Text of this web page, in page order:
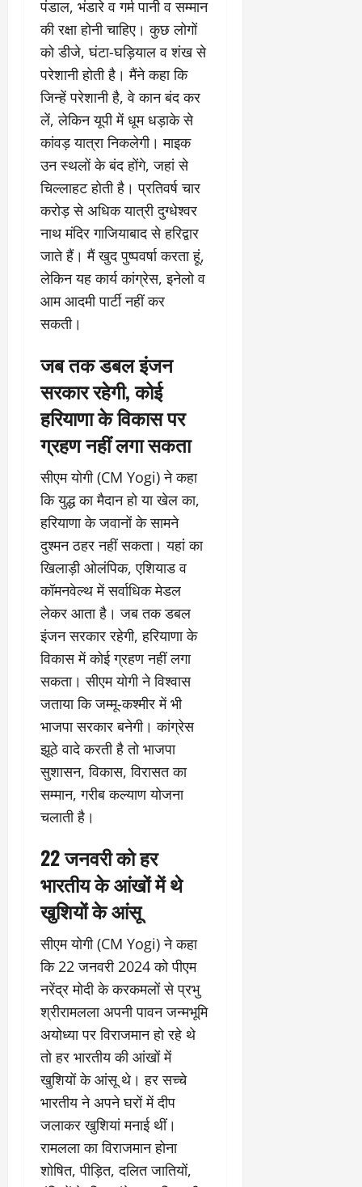
पंडाल, भंडारे व गर्म पानी व सम्मान
की रक्षा होनी चाहिए। कुछ लोगों
को डीजे, घंटा-घड़ियाल व शंख से
परेशानी होती है। मैंने कहा कि
जिन्हें परेशानी है, वे कान बंद कर
लें, लेकिन यूपी में धूम धड़ाके से
कांवड़ यात्रा निकलेगी। माइक
उन स्थलों के बंद होंगे, जहां से
चिल्लाहट होती है। प्रतिवर्ष चार
करोड़ से अधिक यात्री दुग्धेश्वर
नाथ मंदिर गाजियाबाद से हरिद्वार
जाते हैं। मैं खुद पुष्पवर्षा करता हूं,
लेकिन यह कार्य कांग्रेस, इनेलो व
आम आदमी पार्टी नहीं कर
सकती।
जब तक डबल इंजन
सरकार रहेगी, कोई
हरियाणा के विकास पर
ग्रहण नहीं लगा सकता
सीएम योगी (CM Yogi) ने कहा
कि युद्ध का मैदान हो या खेल का,
हरियाणा के जवानों के सामने
दुश्मन ठहर नहीं सकता। यहां का
खिलाड़ी ओलंपिक, एशियाड व
कॉमनवेल्थ में सर्वाधिक मेडल
लेकर आता है। जब तक डबल
इंजन सरकार रहेगी, हरियाणा के
विकास में कोई ग्रहण नहीं लगा
सकता। सीएम योगी ने विश्वास
जताया कि जम्मू-कश्मीर में भी
भाजपा सरकार बनेगी। कांग्रेस
झूठे वादे करती है तो भाजपा
सुशासन, विकास, विरासत का
सम्मान, गरीब कल्याण योजना
चलाती है।
22 जनवरी को हर
भारतीय के आंखों में थे
खुशियों के आंसू
सीएम योगी (CM Yogi) ने कहा
कि 22 जनवरी 2024 को पीएम
नरेंद्र मोदी के करकमलों से प्रभु
श्रीरामलला अपनी पावन जन्मभूमि
अयोध्या पर विराजमान हो रहे थे
तो हर भारतीय की आंखों में
खुशियों के आंसू थे। हर सच्चे
भारतीय ने अपने घरों में दीप
जलाकर खुशियां मनाई थीं।
रामलला का विराजमान होना
शोषित, पीड़ित, दलित जातियों,